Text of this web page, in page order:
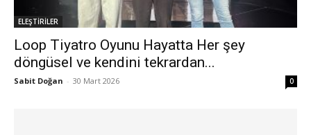
ELEŞTİRİLER
Loop Tiyatro Oyunu Hayatta Her şey
döngüsel ve kendini tekrardan...
Sabit Doğan - 30 Mart 2026 0